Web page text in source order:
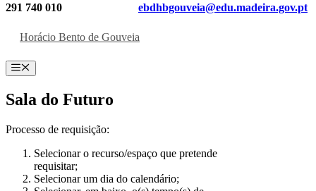
291 740 010 ebdhbgouveia@edu.madeira.gov.pt
Horácio Bento de Gouveia
Menu
Sala do Futuro
Processo de requisição:
Selecionar o recurso/espaço que pretende
requisitar;
Selecionar um dia do calendário;